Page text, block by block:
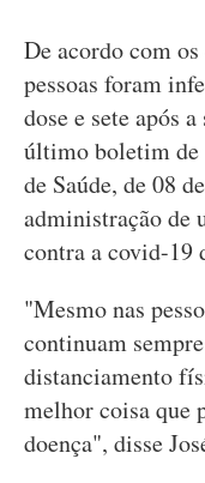
De acordo com
pessoas foram
dose e sete após
último boletim de
de Saúde, de 08
administração de
contra a covid-19
"Mesmo nas
continuam
distanciamento
melhor coisa que
doença", disse